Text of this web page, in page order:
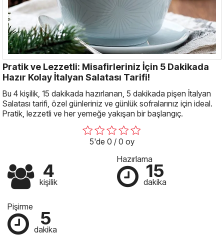
Pratik ve Lezzetli: Misafirleriniz İçin 5 Dakikada
Hazır Kolay İtalyan Salatası Tarifi!
Bu 4 kişilik, 15 dakikada hazırlanan, 5 dakikada pişen İtalyan
Salatası tarifi, özel günleriniz ve günlük sofralarınız için ideal.
Pratik, lezzetli ve her yemeğe yakışan bir başlangıç.
5'de 0 / 0 oy
4
kişilik
Hazırlama
15
dakika
Pişirme
5
dakika